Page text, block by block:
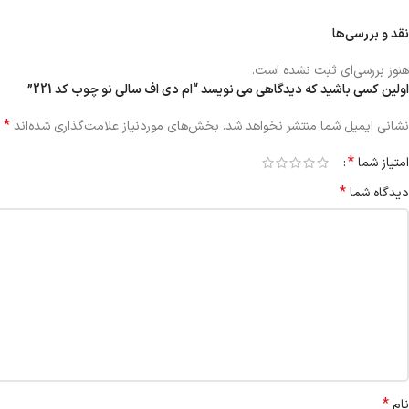
نقد و بررسی‌ها
هنوز بررسی‌ای ثبت نشده است.
اولین کسی باشید که دیدگاهی می نویسد “ام دی اف سالی نو چوب کد 221”
نشانی ایمیل شما منتشر نخواهد شد. بخش‌های موردنیاز علامت‌گذاری شده‌اند*
امتیاز شما*
دیدگاه شما*
نام*